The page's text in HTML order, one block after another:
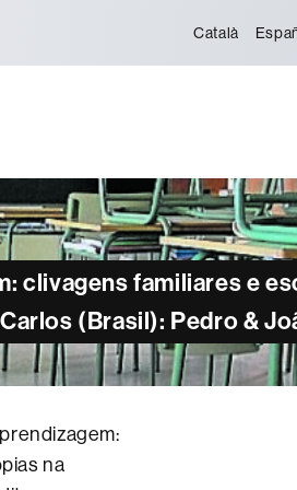
Català
clivagens familiares e
(Brasil): Pedro &
na